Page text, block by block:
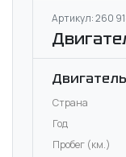
Артикул: 260
Страна
Год
Пробег (км.)